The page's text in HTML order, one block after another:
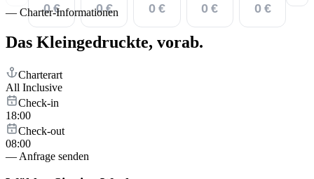
0 €
0 €
0 €
0 €
0 €
— Charter-Informationen
Das Kleingedruckte, vorab.
Charterart
All Inclusive
Check-in
18:00
Check-out
08:00
— Anfrage senden